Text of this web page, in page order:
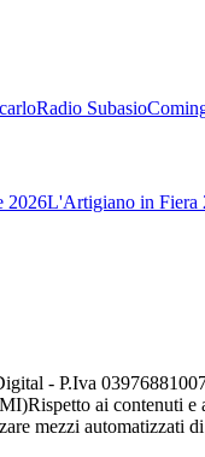
Radio Subasio
2026L'Artigiano in Fiera
- P.Iva
Rispetto ai contenuti e
mezzi automatizzati